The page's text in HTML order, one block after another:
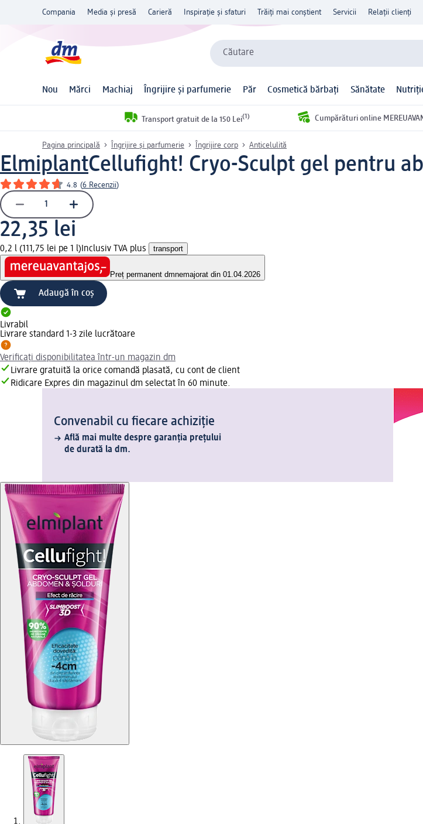
Compania Media și presă Carieră Inspirație și sfaturi Trăiți mai conștient Servicii Relații clienți
Căutare
Nou Mărci Machiaj Îngrijire și parfumerie Păr Cosmetică bărbați Sănătate
Transport gratuit de la 150 Lei(1) Cumpărături online
Pagina principală Îngrijire și parfumerie Îngrijire corp Anticelulită
ElmiplantCellufight! Cryo-Sculpt gel pentru
4.8 (6 Recenzii)
22,35 lei
0,2 l (111,75 lei pe 1 l) Inclusiv TVA plus transport
Preț permanent dmnemajorat din 01.04.2026
Adaugă în coș
Livrabil
Livrare standard 1-3 zile lucrătoare
Verificați disponibilitatea într-un magazin dm
Livrare gratuită la orice comandă plasată, cu cont de client
Ridicare Expres din magazinul dm selectat în 60 minute.
Convenabil cu fiecare achiziție
Află mai multe despre garanția prețului
de durată la dm.